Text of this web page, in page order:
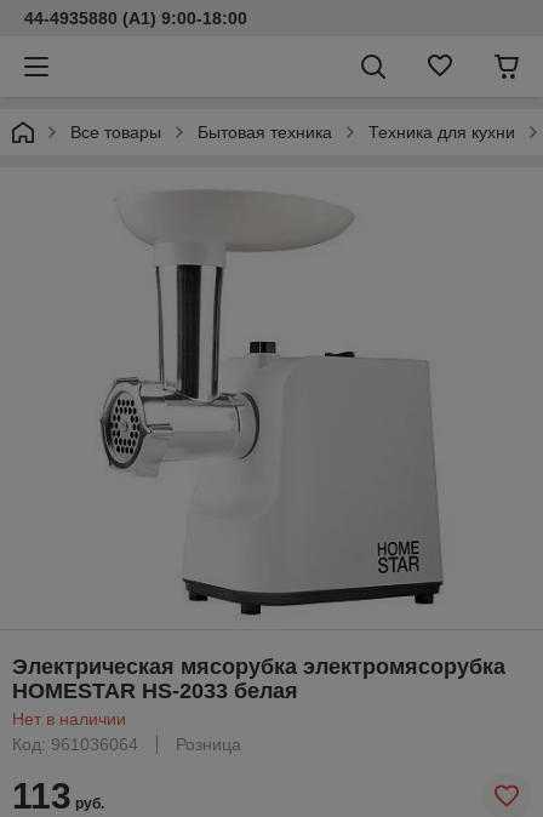
44-4935880 (A1) 9:00-18:00
Все товары Бытовая техника Техника для кухни
Электрическая мясорубка электромясорубка
HOMESTAR HS-2033 белая
Нет в наличии
Код: 961036064
Розница
113 руб.